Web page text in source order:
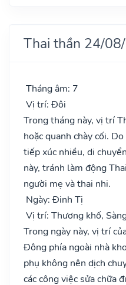
Thai thần 24/
Tháng âm: 7
Vị trí: Đôi
Trong tháng này, vị trí
hoặc quanh chày cối.
tiếp xúc nhiều, di
này, tránh làm động
người mẹ và thai nhi.
Ngày: Đinh Tị
Vị trí: Thương khố,
Trong ngày này, vị trí
Đông phía ngoài nhà
phụ không nên dịch
các công việc sửa chữa